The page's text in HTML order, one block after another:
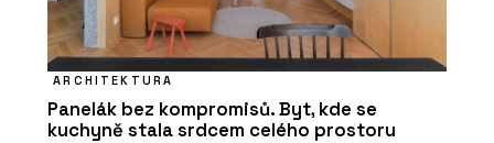
ARCHITEKTURA
Panelák bez kompromisů. Byt, kde se
kuchyně stala srdcem celého prostoru